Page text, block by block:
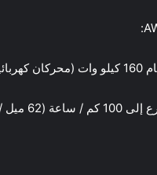
وات)
/ ساعة) في 7.7 ثانية